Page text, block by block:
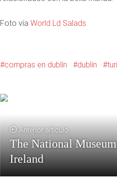
Foto vía World Ld Salads
compras en dublín dublín
Anterior artículo
The National
Ireland